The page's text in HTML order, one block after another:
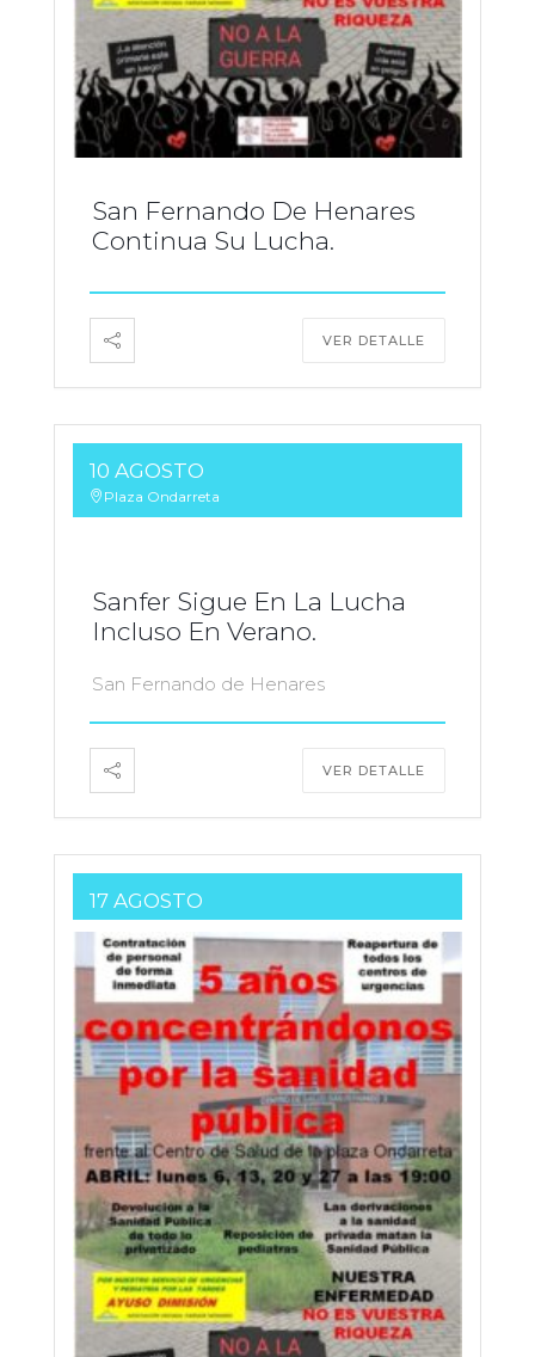
San Fernando De Henares
Continua Su Lucha.
VER DETALLE
10 AGOSTO
Plaza Ondarreta
Sanfer Sigue En La Lucha
Incluso En Verano.
San Fernando de Henares
VER DETALLE
17 AGOSTO